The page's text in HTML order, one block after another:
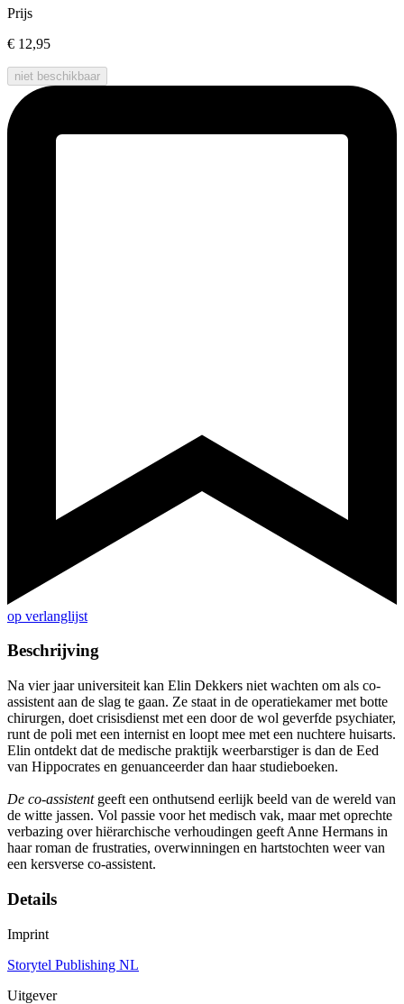
Prijs
€ 12,95
niet beschikbaar
op verlanglijst
Beschrijving
Na vier jaar universiteit kan Elin Dekkers niet wachten om als co-
assistent aan de slag te gaan. Ze staat in de operatiekamer met botte
chirurgen, doet crisisdienst met een door de wol geverfde psychiater,
runt de poli met een internist en loopt mee met een nuchtere huisarts.
Elin ontdekt dat de medische praktijk weerbarstiger is dan de Eed
van Hippocrates en genuanceerder dan haar studieboeken.
De co-assistentgeeft een onthutsend eerlijk beeld van de wereld van
de witte jassen. Vol passie voor het medisch vak, maar met oprechte
verbazing over hiërarchische verhoudingen geeft Anne Hermans in
haar roman de frustraties, overwinningen en hartstochten weer van
een kersverse co-assistent.
Details
Imprint
Storytel Publishing NL
Uitgever